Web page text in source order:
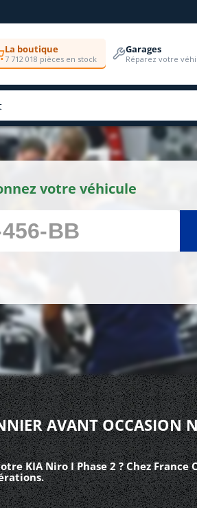
La boutique
7 712 018 pièces en stock
Garages
Réparez votre
votre véhicule
AVANT OCCASION
KIA Niro I Phase 2 ? Chez France